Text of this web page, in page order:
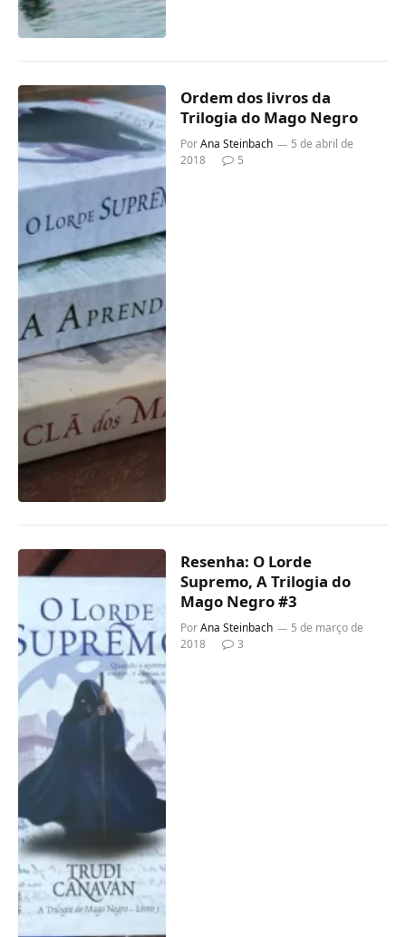
Ordem dos livros da
Trilogia do Mago Negro
PorAna Steinbach
5 de abril de
2018
5
Resenha: O Lorde
Supremo, A Trilogia do
Mago Negro #3
PorAna Steinbach
5 de março de
2018
3